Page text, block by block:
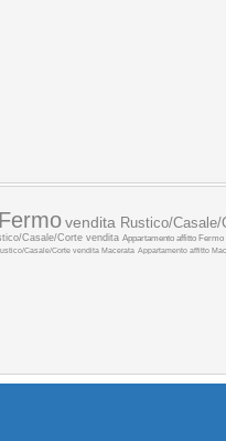
vendita Rustico/
Casale/Corte vendita Appartamento affitto Fermo
Casale/Corte vendita Macerata Appartamento affitto